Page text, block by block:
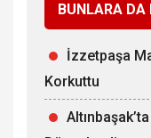
BUNLARA
İzzetpaşa
Korkuttu